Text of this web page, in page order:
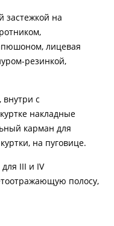
застежкой на
лицевая
резинкой,
внутри с
накладные
карман для
на пуговице.
III и IV
полосу,